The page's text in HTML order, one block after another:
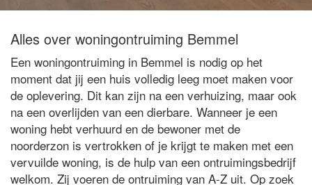
Alles over woningontruiming Bemmel
Een woningontruiming in Bemmel is nodig op het
moment dat jij een huis volledig leeg moet maken voor
de oplevering. Dit kan zijn na een verhuizing, maar ook
na een overlijden van een dierbare. Wanneer je een
woning hebt verhuurd en de bewoner met de
noorderzon is vertrokken of je krijgt te maken met een
vervuilde woning, is de hulp van een ontruimingsbedrijf
welkom. Zij voeren de ontruiming van A-Z uit. Op zoek